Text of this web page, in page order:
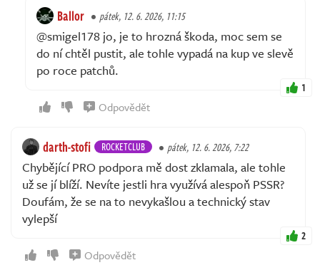
Ballor pátek, 12. 6. 2026, 11:15
@smigel178 jo, je to hrozná škoda, moc sem se
do ní chtěl pustit, ale tohle vypadá na kup ve slevě
po roce patchů.
1
Odpovědět
darth-stofi ROCKETCLUB pátek, 12. 6. 2026, 7:22
Chybějící PRO podpora mě dost zklamala, ale tohle
už se jí blíží. Nevíte jestli hra využívá alespoň PSSR?
Doufám, že se na to nevykašlou a technický stav
vylepší
2
Odpovědět